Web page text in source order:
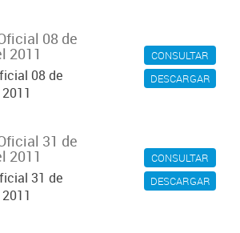
CONSULTAR
DESCARGAR
08 de
2011
08 de
CONSULTAR
DESCARGAR
31 de
2011
31 de